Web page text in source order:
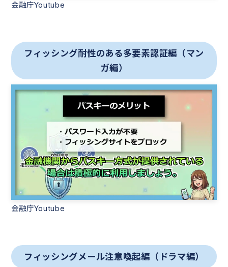
金融庁Youtube
フィッシング耐性のある多要素認証編（マン
ガ編）
金融庁Youtube
フィッシングメール注意喚起編（ドラマ編）